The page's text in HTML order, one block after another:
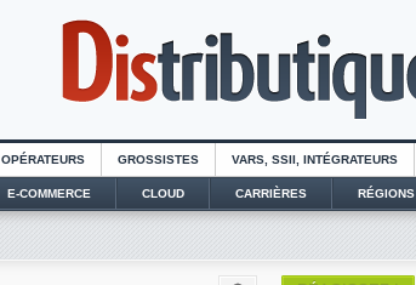
OPÉRATEURS GROSSISTES VARS, SSII, INTÉGRATEURS
E-COMMERCE CLOUD CARRIÈRES RÉGIONS